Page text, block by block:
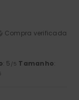
Compra verificada
: 5 /5 Tamanho: